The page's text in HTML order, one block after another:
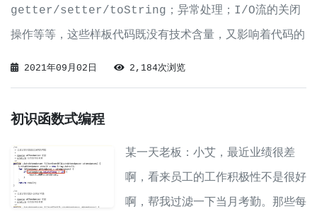
getter/setter/toString；异常处理；I/O流的关闭
操作等等，这些样板代码既没有技术含量，又影响着代码的
美观，Lombok应运而生。首先说明一下：任何技术的出现
都是为了解决某一类问题的，如果在此基础上再建立奇技淫
巧，
2021年09月02日 2,184次浏览
初识函数式编程
某一天老板：小艾，最近业绩很差
啊，看来员工的工作积极性不是很好
啊，帮我过滤一下当月考勤。那些每